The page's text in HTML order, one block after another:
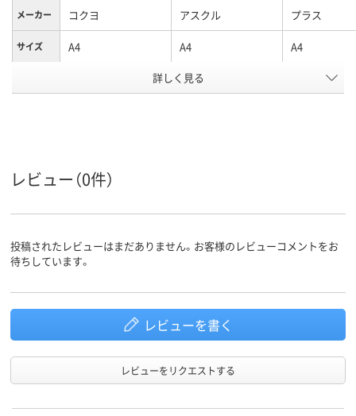
メーカー コクヨ アスクル プラス
サイズ A4 A4 A4
紙厚
0.19mm、186g/m2・
0.19mm
224μm(0.224mm)、
0.224mm
230μm（
0.23mm
詳しく見る
レビュー（0件）
投稿されたレビューはまだありません。お客様のレビューコメントをお
待ちしています。
レビューを書く
レビューをリクエストする